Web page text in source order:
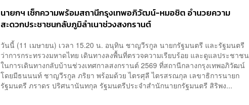
นายกฯ เช็กความพร้อมสถานีกรุงเทพอภิวัฒน์-หมอชิต อำนวยความ
สะดวกประชาชนกลับภูมิลำเนาช่วงสงกรานต์
วันนี้ (11 เมษายน) เวลา 15.20 น. อนุทิน ชาญวีรกูล นายกรัฐมนตรี และรัฐมนตรี
ว่าการกระทรวงมหาดไทย เดินทางลงพื้นที่ตรวจความเรียบร้อย และดูแลประชาชน
ในการเดินทางกลับบ้านช่วงเทศกาลสงกรานต์ 2569 ที่สถานีกลางกรุงเทพอภิวัฒน์
โดยมีธนนนท์ ชาญวีรกูล ภริยา พร้อมด้วย ไตรศุลี ไตรสรณกุล เลขาธิการนายก
รัฐมนตรี ภราดร ปริศนานันทกุล รัฐมนตรีประจำสำนักนายกรัฐมนตรี สิริพง...